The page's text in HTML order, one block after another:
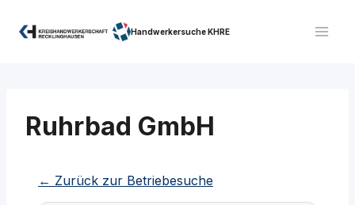
Inhalt
Handwerkersuche KHRE
Ruhrbad GmbH
← Zurück zur Betriebesuche